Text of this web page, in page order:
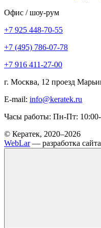
Офис / шоу-рум
+7 925 448-70-55
+7 (495) 786-07-78
+7 916 411-27-00
г. Москва, 12 проезд
E-mail: info@keratek.ru
Часы работы: Пн-Пт:
© Кератек, 2020–2026
WebLar— разработка сайта